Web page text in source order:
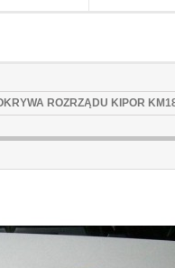
ROZRZĄDU KIPOR